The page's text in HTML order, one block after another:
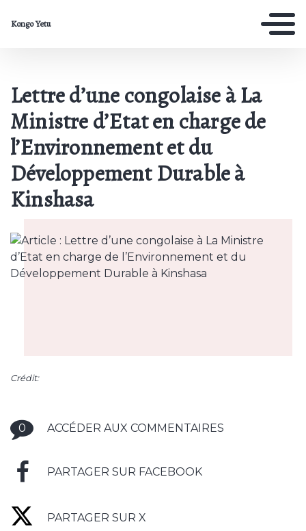
Kongo Yetu
Lettre d’une congolaise à La
Ministre d’Etat en charge de
l’Environnement et du
Développement Durable à
Kinshasa
Crédit:
0 ACCÉDER AUX COMMENTAIRES
PARTAGER SUR FACEBOOK
PARTAGER SUR X